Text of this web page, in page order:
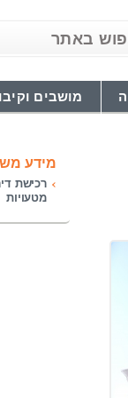
מושבים
מידע
רכישת
מטעויות